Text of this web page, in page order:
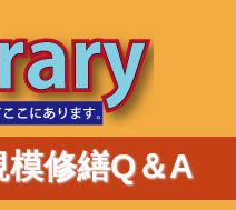
模修繕Q＆A